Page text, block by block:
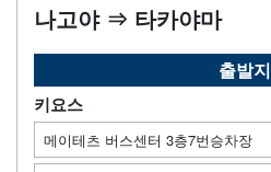
나고야 ⇒ 타카야마
출발지
키요스
메이테츠 버스센터 3층7번승차장